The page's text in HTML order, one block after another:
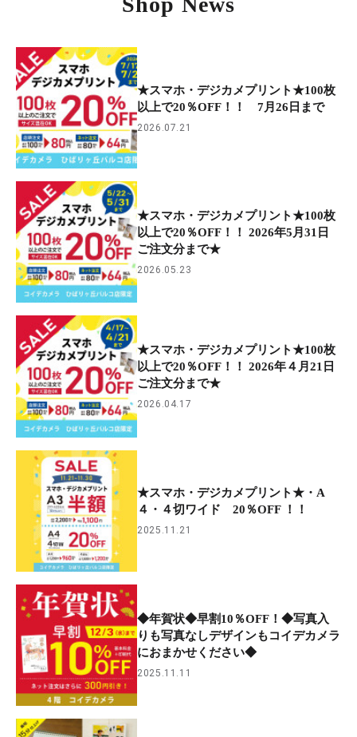
★スマホ・デジカメプリント★100枚
以上で20％OFF！！ 7月26日まで
2026.07.21
★スマホ・デジカメプリント★100枚
以上で20％OFF！！ 2026年5月31日
ご注文分まで★
2026.05.23
★スマホ・デジカメプリント★100枚
以上で20％OFF！！ 2026年４月21日
ご注文分まで★
2026.04.17
★スマホ・デジカメプリント★・A
４・４切ワイド 20％OFF ！！
2025.11.21
◆年賀状◆早割10％OFF！◆写真入
りも写真なしデザインもコイデカメラ
におまかせください◆
2025.11.11